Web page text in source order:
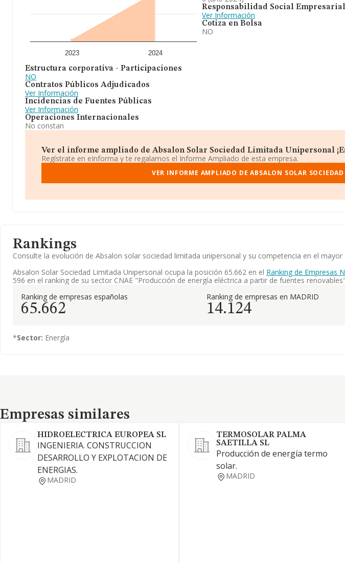
explotación de plantas de generación de energía renovables -principalmente solar-,
de sus componentes y equipos, sistemas de transmisión eléctrica e
infraestructuras industriales. En general, la compañía ha alcanzado un importante
crecimiento respecto al (2023) y se ha posicionado mejor en el ranking sectorial
(Transporte de energía eléctrica) frente al 2023. En cuanto al ranking nacional, la
empresa ha ganado posiciones.
2023 2024
Estructura corporativa - Participaciones
NO
Contratos Públicos Adjudicados
Ver Información
Incidencias de Fuentes Públicas
Ver Información
Operaciones Internacionales
No constan
Responsabilidad Social Empresarial
Ver Información
Cotiza en Bolsa
NO
Ver el informe ampliado de Absalon Solar Sociedad Limitada Unipersonal
Regístrate en eInforma y te regalamos el Informe Ampliado de esta empresa.
VER INFORME AMPLIADO DE ABSALON SOLAR
Rankings
Consulte la evolución de Absalon solar sociedad limitada unipersonal y su competencia en el mayor
Absalon Solar Sociedad Limitada Unipersonal ocupa la posición 65.662 en el Ranking de Empresas
596 en el ranking de su sector CNAE "Producción de energía eléctrica a partir de fuentes
Ranking de empresas españolas
65.662
Ranking de empresas en MADRID
14.124
*Sector: Energía
Empresas similares
Empresas similares
HIDROELECTRICA EUROPEA SL
INGENIERIA. CONSTRUCCION
DESARROLLO Y EXPLOTACION DE
ENERGIAS.
MADRID
TERMOSOLAR PALMA
SAETILLA SL
Producción de energía termo
solar.
MADRID